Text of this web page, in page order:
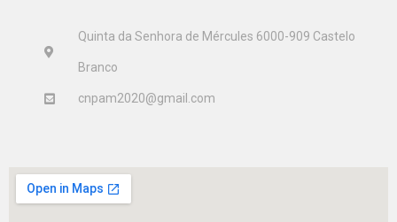
Quinta da Senhora de Mércules 6000-909 Castelo
Branco
cnpam2020@gmail.com